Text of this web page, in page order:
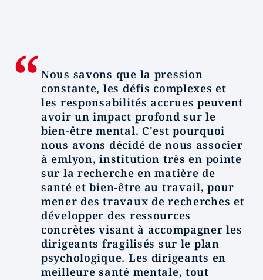
Nous savons que la pression
constante, les défis complexes et
les responsabilités accrues peuvent
avoir un impact profond sur le
bien-être mental. C'est pourquoi
nous avons décidé de nous associer
à emlyon, institution très en pointe
sur la recherche en matière de
santé et bien-être au travail, pour
mener des travaux de recherches et
développer des ressources
concrètes visant à accompagner les
dirigeants fragilisés sur le plan
psychologique. Les dirigeants en
meilleure santé mentale, tout